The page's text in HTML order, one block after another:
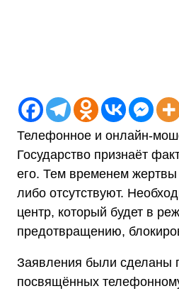
Телефонное и онлайн-
Государство признаёт
его. Тем временем
либо отсутствуют.
центр, который будет в
предотвращению,
Заявления были сделаны
посвящённых